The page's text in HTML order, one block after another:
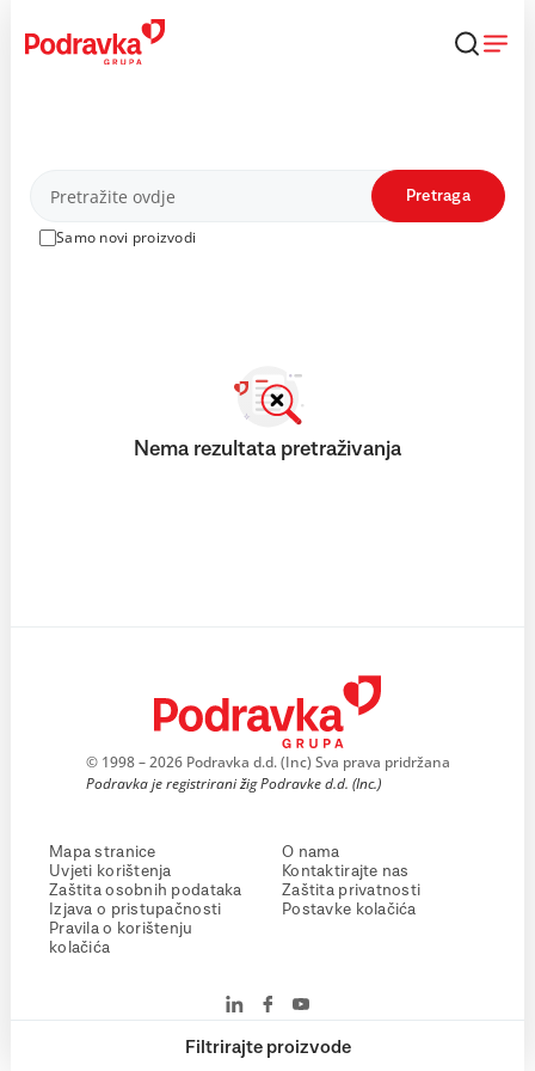
content
Proizvodi
Samo novi proizvodi
Pretraga
Filtrirajte proizvode
Nema rezultata pretraživanja
© 1998 – 2026 Podravka d.d. (Inc) Sva prava pridržana
Podravka je registrirani žig Podravke d.d. (Inc.)
Mapa stranice
Uvjeti korištenja
Zaštita osobnih podataka
Izjava o pristupačnosti
Pravila o korištenju
kolačića
O nama
Kontaktirajte nas
Zaštita privatnosti
Postavke kolačića